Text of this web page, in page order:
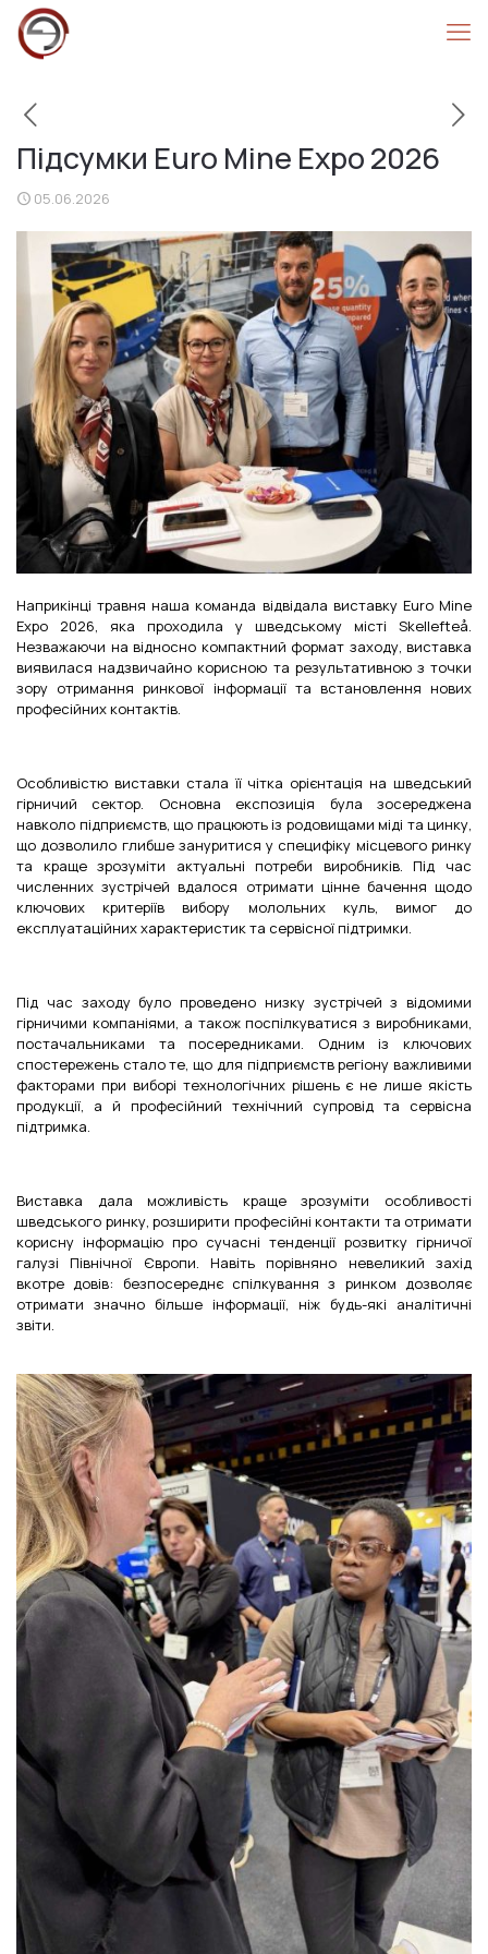
Підсумки Euro Mine Expo 2026
05.06.2026
Наприкінці травня наша команда відвідала виставку Euro Mine
Expo 2026, яка проходила у шведському місті Skellefteå.
Незважаючи на відносно компактний формат заходу, виставка
виявилася надзвичайно корисною та результативною з точки
зору отримання ринкової інформації та встановлення нових
професійних контактів.
Особливістю виставки стала її чітка орієнтація на шведський
гірничий сектор. Основна експозиція була зосереджена
навколо підприємств, що працюють із родовищами міді та цинку,
що дозволило глибше зануритися у специфіку місцевого ринку
та краще зрозуміти актуальні потреби виробників. Під час
численних зустрічей вдалося отримати цінне бачення щодо
ключових критеріїв вибору молольних куль, вимог до
експлуатаційних характеристик та сервісної підтримки.
Під час заходу було проведено низку зустрічей з відомими
гірничими компаніями, а також поспілкуватися з виробниками,
постачальниками та посередниками. Одним із ключових
спостережень стало те, що для підприємств регіону важливими
факторами при виборі технологічних рішень є не лише якість
продукції, а й професійний технічний супровід та сервісна
підтримка.
Виставка дала можливість краще зрозуміти особливості
шведського ринку, розширити професійні контакти та отримати
корисну інформацію про сучасні тенденції розвитку гірничої
галузі Північної Європи. Навіть порівняно невеликий захід
вкотре довів: безпосереднє спілкування з ринком дозволяє
отримати значно більше інформації, ніж будь-які аналітичні
звіти.